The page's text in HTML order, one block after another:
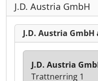
J.D. Austria GmbH
J.D. Austria
J.D. Austria
Trattnerring 1